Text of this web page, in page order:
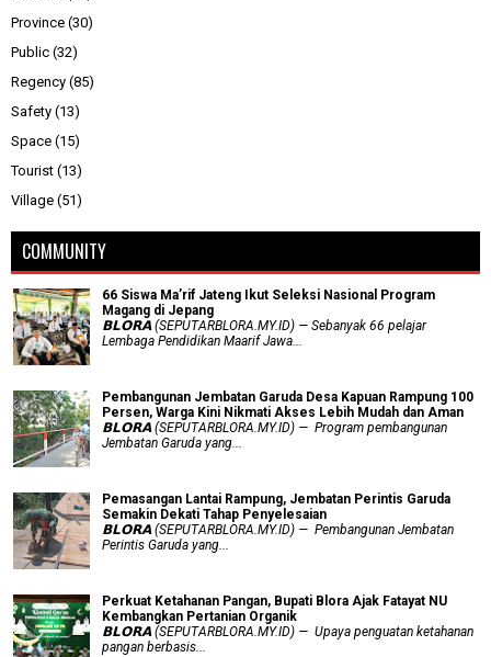
Province (30)
Public (32)
Regency (85)
Safety (13)
Space (15)
Tourist (13)
Village (51)
COMMUNITY
66 Siswa Ma’rif Jateng Ikut Seleksi Nasional Program
Magang di Jepang
𝗕𝗟𝗢𝗥𝗔 (SEPUTARBLORA.MY.ID) — Sebanyak 66 pelajar
Lembaga Pendidikan Maarif Jawa...
Pembangunan Jembatan Garuda Desa Kapuan Rampung 100
Persen, Warga Kini Nikmati Akses Lebih Mudah dan Aman
𝗕𝗟𝗢𝗥𝗔 (SEPUTARBLORA.MY.ID) — Program pembangunan
Jembatan Garuda yang...
Pemasangan Lantai Rampung, Jembatan Perintis Garuda
Semakin Dekati Tahap Penyelesaian
𝗕𝗟𝗢𝗥𝗔 (SEPUTARBLORA.MY.ID) — Pembangunan Jembatan
Perintis Garuda yang...
​Perkuat Ketahanan Pangan, Bupati Blora Ajak Fatayat NU
Kembangkan Pertanian Organik
𝗕𝗟𝗢𝗥𝗔 (SEPUTARBLORA.MY.ID) — Upaya penguatan ketahanan
pangan berbasis...